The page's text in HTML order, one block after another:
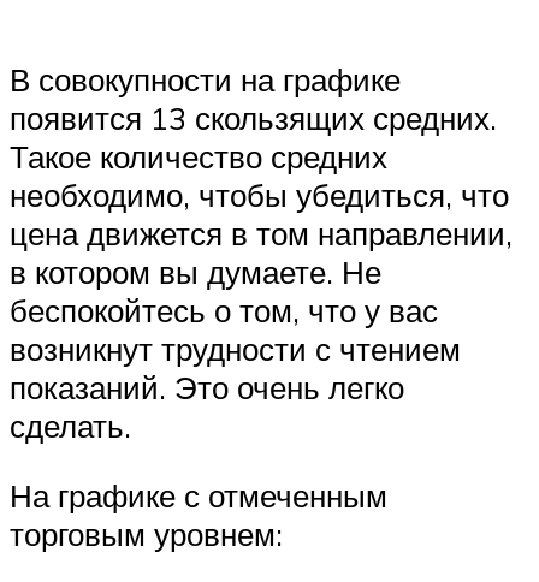
В совокупности на графике
появится 13 скользящих средних.
Такое количество средних
необходимо, чтобы убедиться, что
цена движется в том направлении,
в котором вы думаете. Не
беспокойтесь о том, что у вас
возникнут трудности с чтением
показаний. Это очень легко
сделать.
На графике с отмеченным
торговым уровнем: